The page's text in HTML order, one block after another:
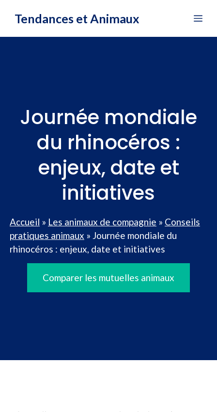
Tendances et Animaux
Journée mondiale
du rhinocéros :
enjeux, date et
initiatives
Accueil » Les animaux de compagnie » Conseils
pratiques animaux » Journée mondiale du
rhinocéros : enjeux, date et initiatives
Comparer les mutuelles animaux